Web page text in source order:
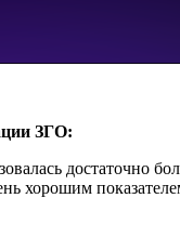
ЗГО:
достаточно
хорошим